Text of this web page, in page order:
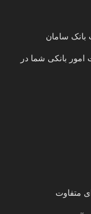
بانک سامان
امور بانکی شما در
متفاوت